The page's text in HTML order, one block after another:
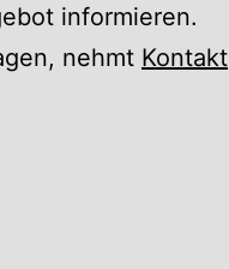
informieren.
nehmt Kontakt